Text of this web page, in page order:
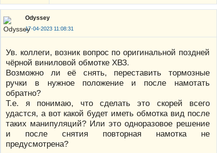
Odyssey
17-04-2023 11:08:31
Ув. коллеги, возник вопрос по оригинальной поздней
чёрной виниловой обмотке ХВЗ.
Возможно ли её снять, переставить тормозные
ручки в нужное положение и после намотать
обратно?
Т.е. я понимаю, что сделать это скорей всего
удастся, а вот какой будет иметь обмотка вид после
таких манипуляций? Или это одноразовое решение
и после снятия повторная намотка не
предусмотрена?